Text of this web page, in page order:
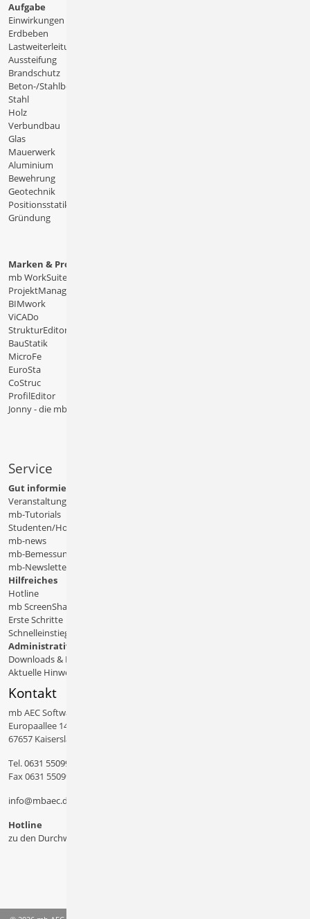
Aufgabe
Einwirkungen
Erdbeben
Lastweiterleitung
Aussteifung
Brandschutz
Beton-/Stahlbeton
Stahl
Holz
Verbundbau
Glas
Mauerwerk
Aluminium
Bewehrung
Geotechnik
Positionsstatik
Gründung
Marken & Produkte
mb WorkSuite
ProjektManager
BIMwork
ViCADo
StrukturEditor
BauStatik
MicroFe
EuroSta
CoStruc
ProfilEditor
Jonny - die mb-App
Service
Gut informiert
Veranstaltungen
mb-Tutorials
Studenten/Hochschule
mb-news
mb-Bemessungstafeln
mb-Newsletter
Hilfreiches
Hotline
mb ScreenShare
Erste Schritte
Schnelleinstiege & Doku
Administratives
Downloads & Patches
Aktuelle Hinweise
Kontakt
mb AEC Software GmbH
Europaallee 14
67657 Kaiserslautern
Tel.0631 550999 11
Fax 0631 550999 20
info@mbaec.de
Hotline
zu den Durchwahlen